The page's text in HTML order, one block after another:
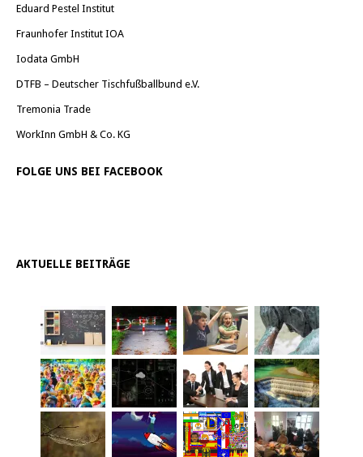
Eduard Pestel Institut
Fraunhofer Institut IOA
Iodata GmbH
DTFB – Deutscher Tischfußballbund e.V.
Tremonia Trade
WorkInn GmbH & Co. KG
FOLGE UNS BEI FACEBOOK
AKTUELLE BEITRÄGE